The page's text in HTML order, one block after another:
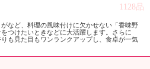
を
見
け
1128品
など、料理の風味付けに欠かせない「香味野
つけたいときなどに大活躍します。さらに
も見た目もワンランクアップし、食卓が一気